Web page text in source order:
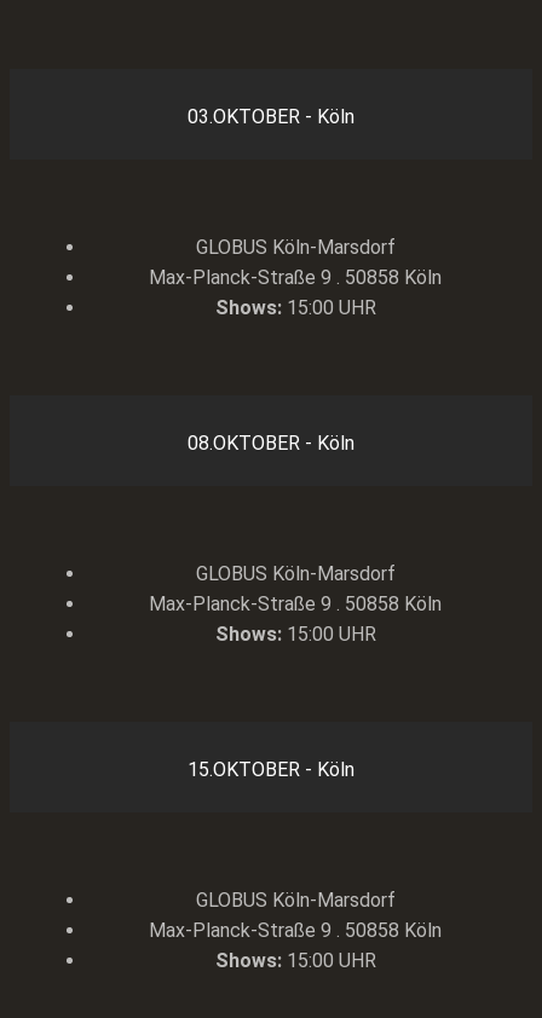
03.OKTOBER - Köln
GLOBUS Köln-Marsdorf
Max-Planck-Straße 9 . 50858 Köln
Shows:15:00 UHR
08.OKTOBER - Köln
GLOBUS Köln-Marsdorf
Max-Planck-Straße 9 . 50858 Köln
Shows:15:00 UHR
15.OKTOBER - Köln
GLOBUS Köln-Marsdorf
Max-Planck-Straße 9 . 50858 Köln
Shows:15:00 UHR